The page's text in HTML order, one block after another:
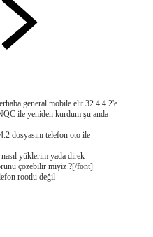
general mobile elit 32 4.4.2'e
ile yeniden kurdum şu anda
dosyasını telefon oto ile
yüklerim yada direk
çözebilir miyiz ?[/font]
rootlu değil